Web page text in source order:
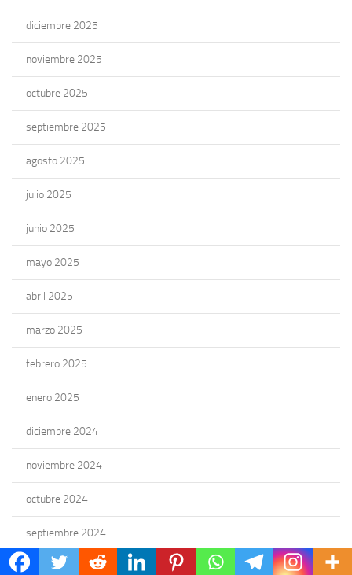
diciembre 2025
noviembre 2025
octubre 2025
septiembre 2025
agosto 2025
julio 2025
junio 2025
mayo 2025
abril 2025
marzo 2025
febrero 2025
enero 2025
diciembre 2024
noviembre 2024
octubre 2024
septiembre 2024
agosto 2024